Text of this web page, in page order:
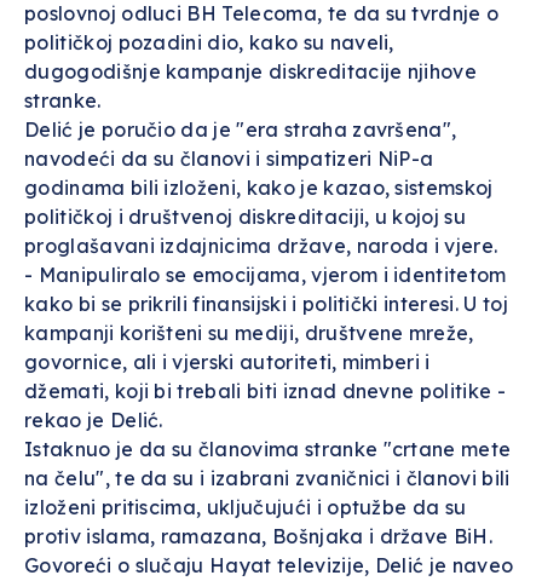
poslovnoj odluci BH Telecoma, te da su tvrdnje o
političkoj pozadini dio, kako su naveli,
dugogodišnje kampanje diskreditacije njihove
stranke.
Delić je poručio da je "era straha završena",
navodeći da su članovi i simpatizeri NiP-a
godinama bili izloženi, kako je kazao, sistemskoj
političkoj i društvenoj diskreditaciji, u kojoj su
proglašavani izdajnicima države, naroda i vjere.
- Manipuliralo se emocijama, vjerom i identitetom
kako bi se prikrili finansijski i politički interesi. U toj
kampanji korišteni su mediji, društvene mreže,
govornice, ali i vjerski autoriteti, mimberi i
džemati, koji bi trebali biti iznad dnevne politike -
rekao je Delić.
Istaknuo je da su članovima stranke "crtane mete
na čelu", te da su i izabrani zvaničnici i članovi bili
izloženi pritiscima, uključujući i optužbe da su
protiv islama, ramazana, Bošnjaka i države BiH.
Govoreći o slučaju Hayat televizije, Delić je naveo